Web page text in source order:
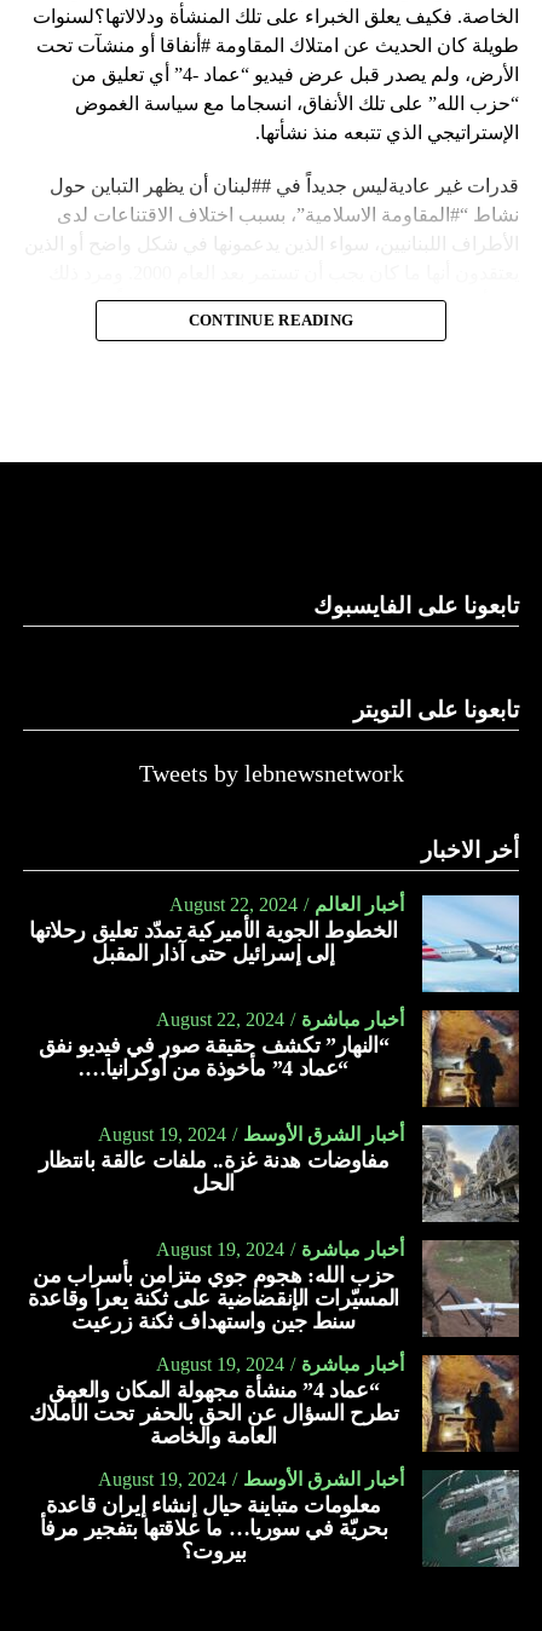
الخاصة. فكيف يعلق الخبراء على تلك المنشأة ودلالاتها؟لسنوات
طويلة كان الحديث عن امتلاك المقاومة #أنفاقا أو منشآت تحت
الأرض، ولم يصدر قبل عرض فيديو “عماد -4” أي تعليق من
“حزب الله” على تلك الأنفاق، انسجاما مع سياسة الغموض
الإستراتيجي الذي تتبعه منذ نشأتها.
قدرات غير عاديةليس جديداً في ##لبنان أن يظهر التباين حول
نشاط “#المقاومة الاسلامية”، بسبب اختلاف الاقتناعات لدى
الأطراف اللبنانيين، سواء الذين يدعمونها في شكل واضح أو الذين
إلى أن المقاومة ضد الاحتلال الإسرائيلي لم تكن يوماً محط
إجماع داخلي، وإن كانت القوى اللبنانية المؤمنة بالصراع ضد
النهار
CONTINUE READING
تابعونا على الفايسبوك
تابعونا على التويتر
Tweets by lebnewsnetwork
أخر الاخبار
أخبار العالم August 22, 2024
الخطوط الجوية الأميركية تمدّد تعليق رحلاتها
إلى إسرائيل حتى آذار المقبل
أخبار مباشرة August 22, 2024
“النهار” تكشف حقيقة صور في فيديو نفق
“عماد 4” مأخوذة من أوكرانيا….
أخبار الشرق الأوسط August 19, 2024
مفاوضات هدنة غزة.. ملفات عالقة بانتظار
الحل
أخبار مباشرة August 19, 2024
حزب الله: هجوم جوي متزامن بأسراب من
المسيّرات الإنقضاضية على ثكنة يعرا وقاعدة
سنط جين واستهداف ثكنة زرعيت
أخبار مباشرة August 19, 2024
“عماد 4” منشأة مجهولة المكان والعمق
تطرح السؤال عن الحق بالحفر تحت الأملاك
العامة والخاصة
أخبار الشرق الأوسط August 19, 2024
معلومات متباينة حيال إنشاء إيران قاعدة
بحريّة في سوريا… ما علاقتها بتفجير مرفأ
بيروت؟